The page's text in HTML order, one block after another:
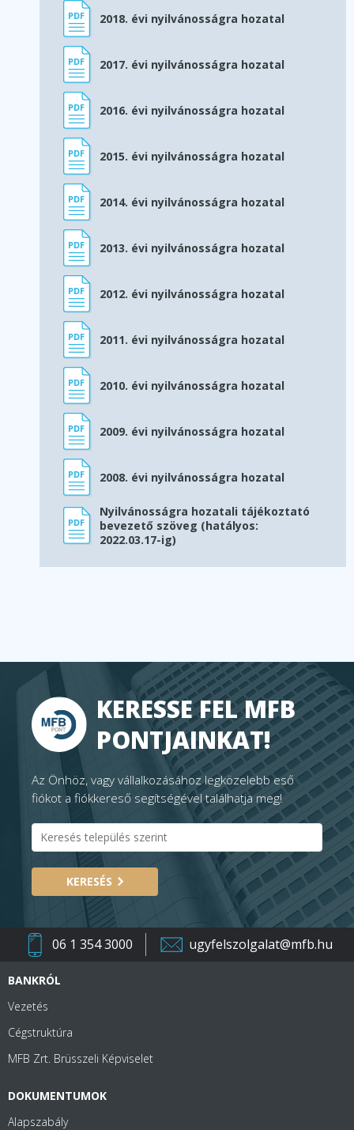
2018. évi nyilvánosságra hozatal
2017. évi nyilvánosságra hozatal
2016. évi nyilvánosságra hozatal
2015. évi nyilvánosságra hozatal
2014. évi nyilvánosságra hozatal
2013. évi nyilvánosságra hozatal
2012. évi nyilvánosságra hozatal
2011. évi nyilvánosságra hozatal
2010. évi nyilvánosságra hozatal
2009. évi nyilvánosságra hozatal
2008. évi nyilvánosságra hozatal
Nyilvánosságra hozatali tájékoztató
bevezető szöveg (hatályos:
2022.03.17-ig)
KERESSE FEL MFB
PONTJAINKAT!
Az Önhöz, vagy vállalkozásához legközelebb eső
fiókot a fiókkereső segítségével találhatja meg!
KERESÉS
06 1 354 3000 ugyfelszolgalat@mfb.hu
BANKRÓL
Vezetés
Cégstruktúra
MFB Zrt. Brüsszeli Képviselet
DOKUMENTUMOK
Alapszabály